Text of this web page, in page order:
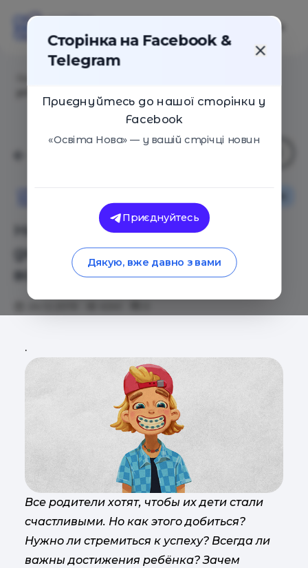
Не пытайтесь вырастить
детей успешными. Лучше
воспитайте их добрыми
.
Все родители хотят, чтобы их дети стали
счастливыми. Но как этого добиться?
Нужно ли стремиться к успеху? Всегда ли
важны достижения ребёнка? Зачем
Сторінка на Facebook &
Telegram
Приєднуйтесь до нашої сторінки у
Facebook
«Освіта Нова» — у вашій стрічці новин
Приєднуйтесь
Дякую, вже давно з вами